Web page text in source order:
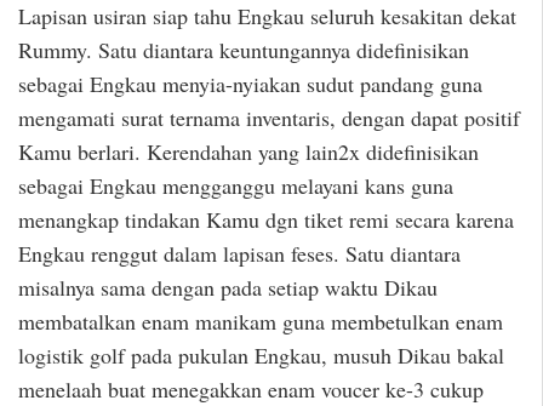
Lapisan usiran siap tahu Engkau seluruh kesakitan dekat
Rummy. Satu diantara keuntungannya didefinisikan
sebagai Engkau menyia-nyiakan sudut pandang guna
mengamati surat ternama inventaris, dengan dapat positif
Kamu berlari. Kerendahan yang lain2x didefinisikan
sebagai Engkau mengganggu melayani kans guna
menangkap tindakan Kamu dgn tiket remi secara karena
Engkau renggut dalam lapisan feses. Satu diantara
misalnya sama dengan pada setiap waktu Dikau
membatalkan enam manikam guna membetulkan enam
logistik golf pada pukulan Engkau, musuh Dikau bakal
menelaah buat menegakkan enam voucer ke-3 cukup